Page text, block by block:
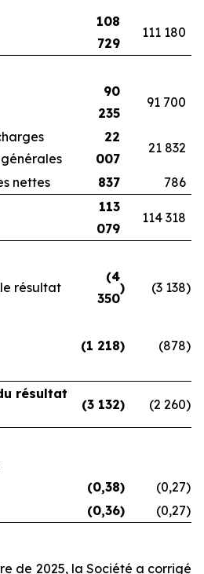
108
729
111 180
90
235
91 700
22
007
21 832
nettes 837
786
113
079
114 318
résultat
(4
350
) (3 138)
(1 218) (878)
résultat
(3 132) (2 260)
(0,38) (0,27)
(0,36) (0,27)
de 2025, la Société a corrigé